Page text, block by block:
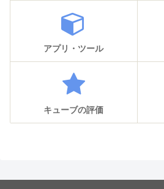
アプリ・ツール
キューブの評価